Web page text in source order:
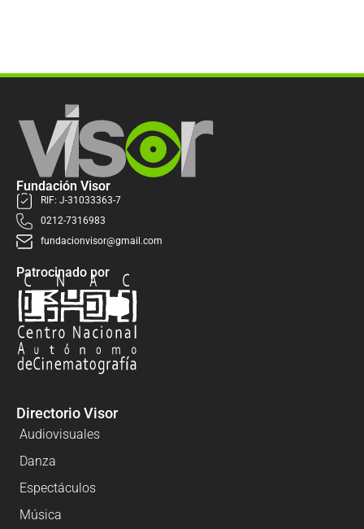
Fundación Visor
RIF: J-31033363-7
0212-7316983
fundacionvisor@gmail.com
Patrocinado por
Directorio Visor
Audiovisuales
Danza
Espectáculos
Música